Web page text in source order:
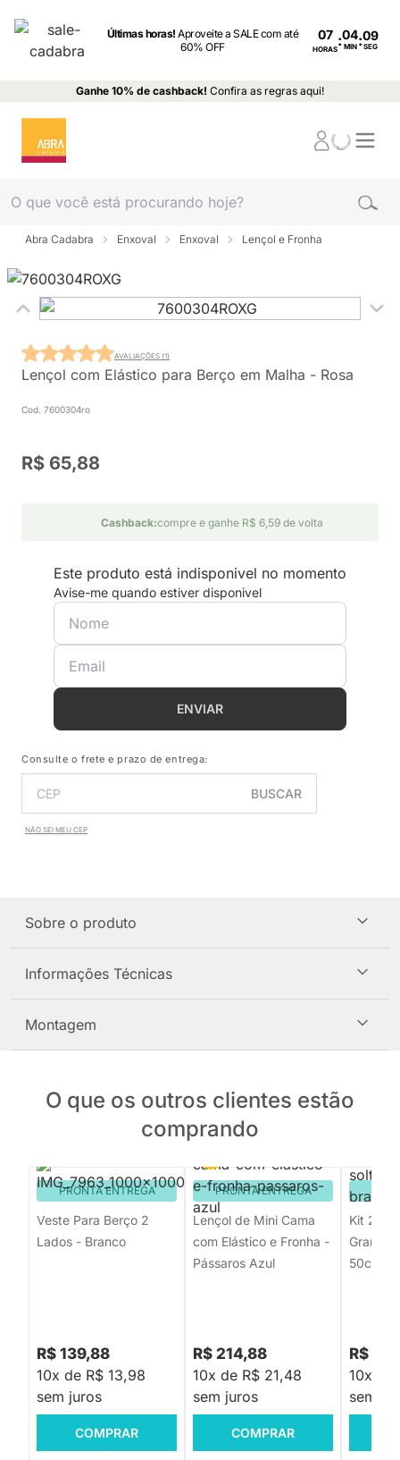
Últimas horas!Aproveite a SALE com até
60% OFF
07
HORAS: MIN : SEG
Ganhe 10% de cashback! Confira as regras aqui!
Abra Cadabra Enxoval Enxoval Lençol e Fronha
Lençol com Elástico para Berço em Malha - Rosa
Cod. 7600304ro
AVALIAÇÕES (1)
R$ 65,88
Cashback:compre e ganhe R$ 6,59 de volta
Este produto está indisponivel no momento
Avise-me quando estiver disponivel
ENVIAR
Consulte o frete e prazo de entrega:
BUSCAR
NÃO SEI MEU CEP
Sobre o produto
Informações Técnicas
Montagem
O que os outros clientes estão
comprando
PRONTA ENTREGA
Veste Para Berço 2
Lados - Branco
R$ 139,88
10x de R$ 13,98
sem juros
COMPRAR
PRONTA ENTREGA
Lençol de Mini Cama
com Elástico e Fronha -
Pássaros Azul
R$ 214,88
10x de R$ 21,48
sem juros
COMPRAR
Kit 2
Grande
R$
10x de
sem